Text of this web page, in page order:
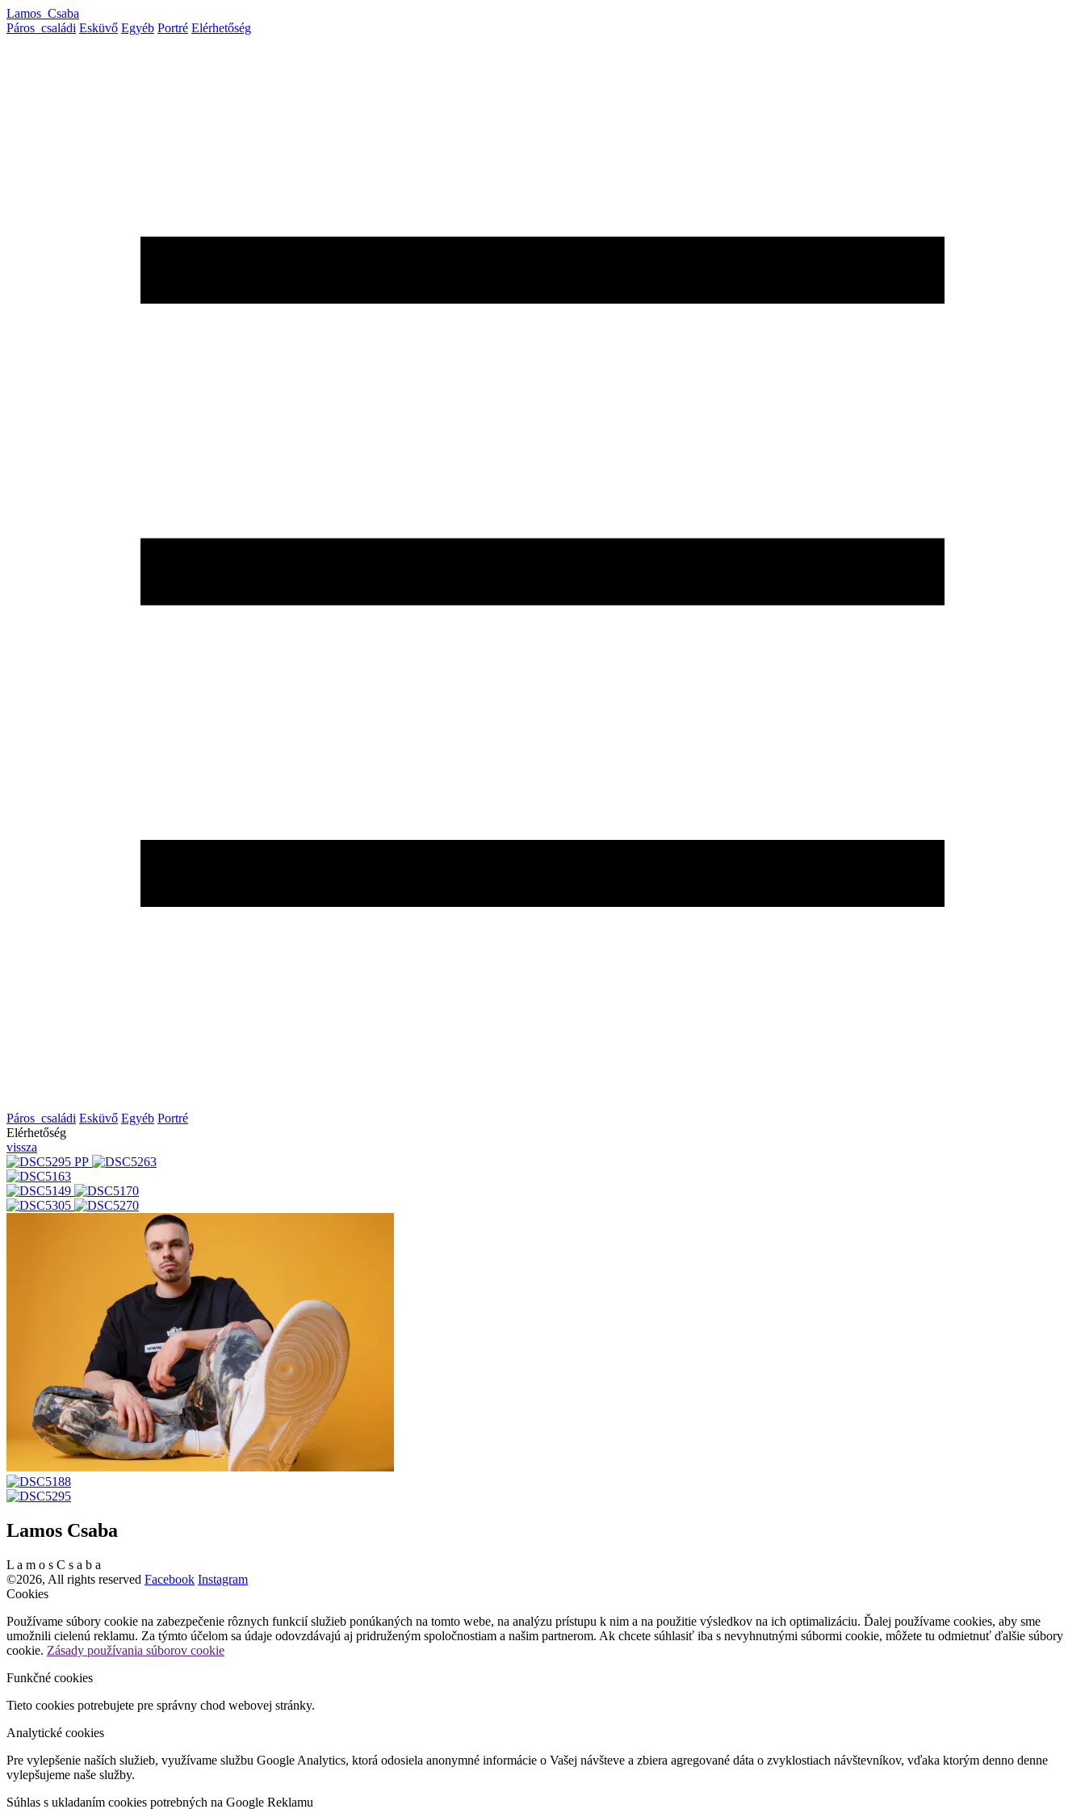
Lamos_Csaba
Páros_családi Esküvő Egyéb Portré Elérhetőség
Páros_családi Esküvő Egyéb Portré
Elérhetőség
vissza
Lamos Csaba
L a m o s C s a b a
©2026, All rights reserved Facebook Instagram
Cookies
Používame súbory cookie na zabezpečenie rôznych funkcií služieb ponúkaných na tomto webe, na analýzu prístupu k nim a na použitie výsledkov na ich optimalizáciu. Ďalej používame cookies, aby sme
umožnili cielenú reklamu. Za týmto účelom sa údaje odovzdávajú aj pridruženým spoločnostiam a našim partnerom. Ak chcete súhlasiť iba s nevyhnutnými súbormi cookie, môžete tu odmietnuť ďalšie súbory
cookie. Zásady používania súborov cookie
Funkčné cookies
Tieto cookies potrebujete pre správny chod webovej stránky.
Analytické cookies
Pre vylepšenie naších služieb, využívame službu Google Analytics, ktorá odosiela anonymné informácie o Vašej návšteve a zbiera agregované dáta o zvyklostiach návštevníkov, vďaka ktorým denno denne
vylepšujeme naše služby.
Súhlas s ukladaním cookies potrebných na Google Reklamu